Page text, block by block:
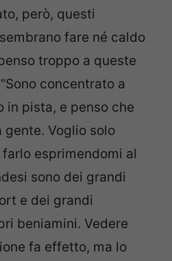
però, questi
fare né caldo
troppo a queste
concentrato a
in pista, e penso che
Voglio solo
esprimendomi al
sono dei grandi
e dei grandi
beniamini. Vedere
fa effetto, ma lo